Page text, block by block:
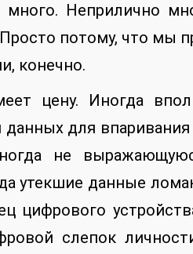
много. Неприлично
потому, что мы
конечно.
цену. Иногда
для
не
утекшие данные
цифрового
слепок